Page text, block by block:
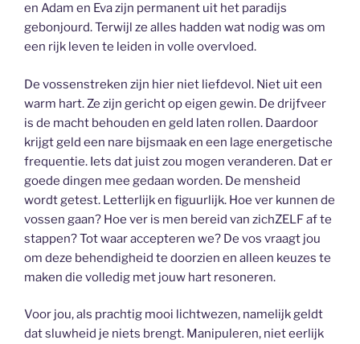
en Adam en Eva zijn permanent uit het paradijs
gebonjourd. Terwijl ze alles hadden wat nodig was om
een rijk leven te leiden in volle overvloed.
De vossenstreken zijn hier niet liefdevol. Niet uit een
warm hart. Ze zijn gericht op eigen gewin. De drijfveer
is de macht behouden en geld laten rollen. Daardoor
krijgt geld een nare bijsmaak en een lage energetische
frequentie. Iets dat juist zou mogen veranderen. Dat er
goede dingen mee gedaan worden. De mensheid
wordt getest. Letterlijk en figuurlijk. Hoe ver kunnen de
vossen gaan? Hoe ver is men bereid van zichZELF af te
stappen? Tot waar accepteren we? De vos vraagt jou
om deze behendigheid te doorzien en alleen keuzes te
maken die volledig met jouw hart resoneren.
Voor jou, als prachtig mooi lichtwezen, namelijk geldt
dat sluwheid je niets brengt. Manipuleren, niet eerlijk